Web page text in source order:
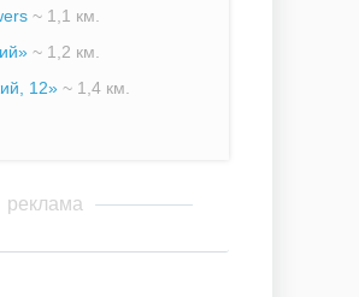
~ 1,1 км.
~ 1,2 км.
12» ~ 1,4 км.
реклама